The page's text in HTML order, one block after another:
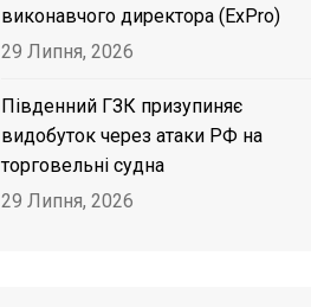
виконавчого директора (ExPro)
29 Липня, 2026
Південний ГЗК призупиняє
видобуток через атаки РФ на
торговельні судна
29 Липня, 2026